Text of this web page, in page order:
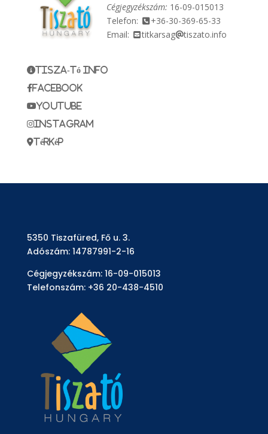
Cégjegyzékszám: 16-09-015013
Telefon:
+36-30-369-65-33
Email:
titkarsag tiszato.info
Tisza-tó info
Facebook
YouTube
instagram
térkép
5350 Tiszafüred, Fő u. 3.
Adószám: 14787991-2-16
Cégjegyzékszám: 16-09-015013
Telefonszám: +36 20-438-4510